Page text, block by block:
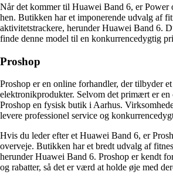
Når det kommer til Huawei Band 6, er Power
hen. Butikken har et imponerende udvalg af
aktivitetstrackere, herunder Huawei Band 6.
finde denne model til en konkurrencedygtig
Proshop
Proshop er en online forhandler, der tilbyder
elektronikprodukter. Selvom det primært er
Proshop en fysisk butik i Aarhus.
levere professionel service og
Hvis du leder efter et Huawei Band 6, er
overveje. Butikken har et bredt udvalg af
herunder Huawei Band 6. Proshop er kendt
og rabatter, så det er værd at holde øje med